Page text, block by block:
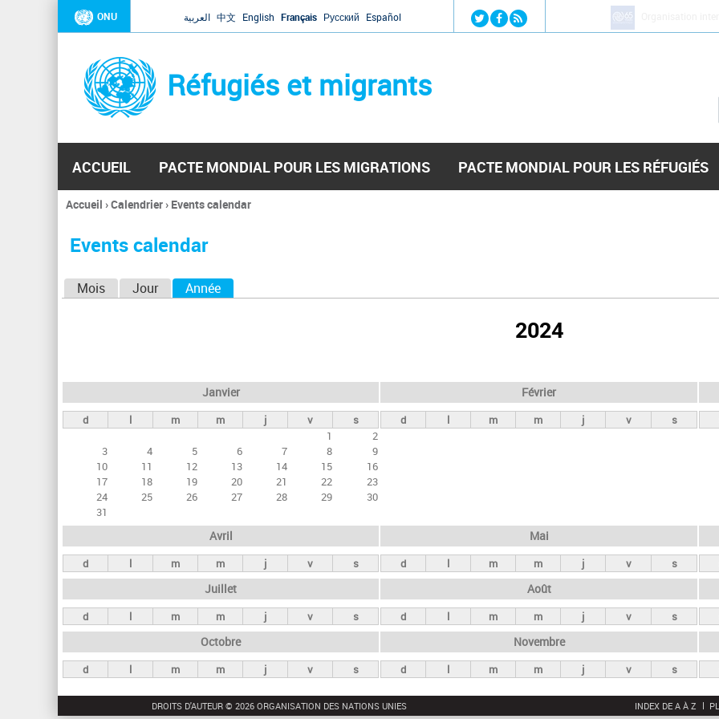
Jump to navigation
ONU العربية 中文 English Français Русский Español
Réfugiés et migrants
ACCUEIL PACTE MONDIAL POUR LES MIGRATIONS PACTE MONDIAL POUR LES RÉFUGIÉS
Vous
ici
Accueil ›Calendrier› Events calendar
Events calendar
e
t
s
i
p
a
u
x
Mois Jour Année
2024
Janvier
d l m m j v
s
1
2
3
4 5 6 7 8
9
10
11 12 13 14 15
16
17
18 19 20 21 22
23
24
25 26 27 28 29
30
31
Février
d l m m j v s
Avril
d l m m j v s
Mai
d l m m j v s
Juillet
d l m m j v s
Août
d l m m j v s
Octobre
d l m m j v s
Novembre
d l m m j v s
DROITS D'AUTEUR © 2026 ORGANISATION DES NATIONS UNIES INDEX DE A À Z